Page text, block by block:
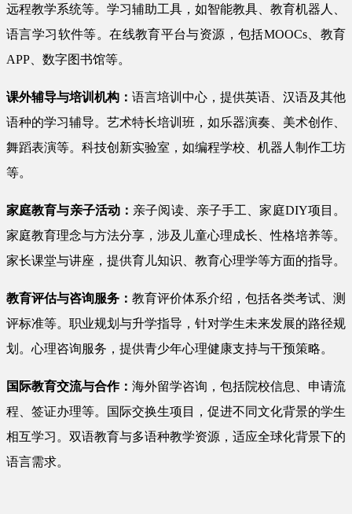
远程教学系统等。学习辅助工具，如智能教具、教育机器人、
语言学习软件等。在线教育平台与资源，包括MOOCs、教育
APP、数字图书馆等。
课外辅导与培训机构： 语言培训中心，提供英语、汉语及其他
语种的学习辅导。艺术特长培训班，如乐器演奏、美术创作、
舞蹈表演等。科技创新实验室，如编程学校、机器人制作工坊
等。
家庭教育与亲子活动： 亲子阅读、亲子手工、家庭DIY项目。
家庭教育理念与方法分享，涉及儿童心理成长、性格培养等。
家长课堂与讲座，提供育儿知识、教育心理学等方面的指导。
教育评估与咨询服务： 教育评价体系介绍，包括各类考试、测
评标准等。职业规划与升学指导，针对学生未来发展的路径规
划。心理咨询服务，提供青少年心理健康支持与干预策略。
国际教育交流与合作： 海外留学咨询，包括院校信息、申请流
程、签证办理等。国际交换生项目，促进不同文化背景的学生
相互学习。双语教育与多语种教学资源，适应全球化背景下的
语言需求。